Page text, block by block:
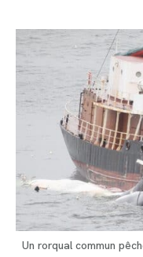
Un rorqual commun